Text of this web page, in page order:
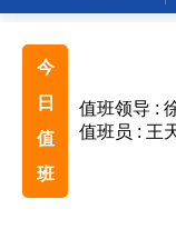
今
日
值
班
值班领导 :
值班员 : 王